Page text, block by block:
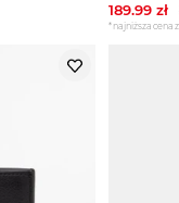
189.99 zł
*najniższa cena